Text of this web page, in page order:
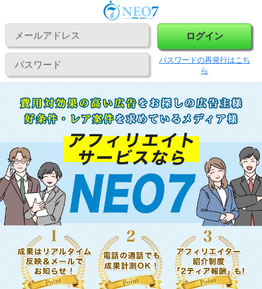
ログイン
パスワードの再発行はこち
ら